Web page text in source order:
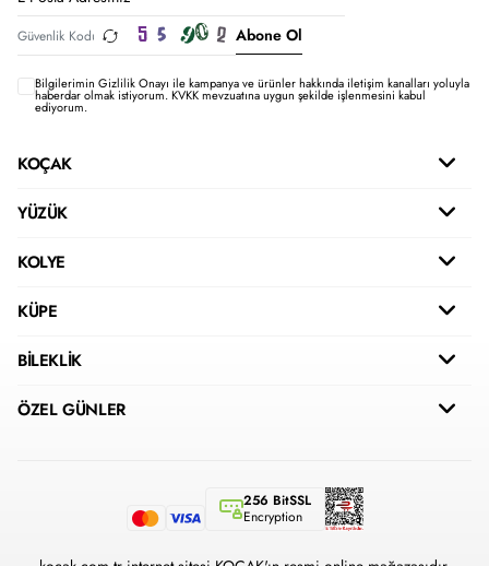
Abone Ol
Bilgilerimin Gizlilik Onayı ile kampanya ve ürünler hakkında iletişim kanalları yoluyla
haberdar olmak istiyorum.KVKK mevzuatına uygun şekilde işlenmesini kabul
ediyorum.
KOÇAK
YÜZÜK
KOLYE
KÜPE
BİLEKLİK
ÖZEL GÜNLER
256 BitSSL
Encryption